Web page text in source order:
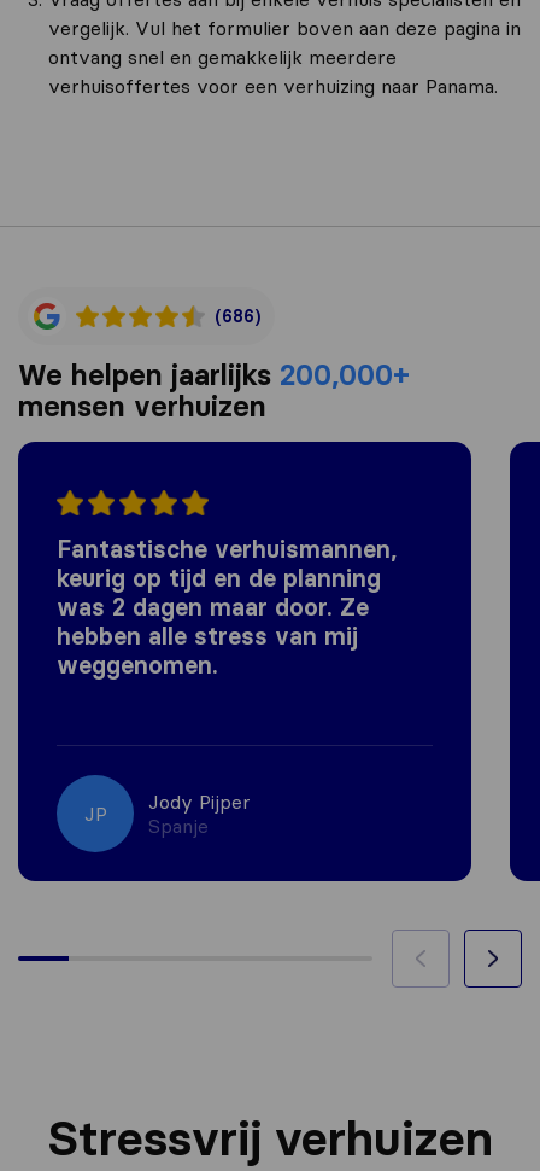
vergelijk. Vul het formulier boven aan deze pagina in
ontvang snel en gemakkelijk meerdere
verhuisoffertes voor een verhuizing naar Panama.
(686)
We helpen jaarlijks 200,000+
mensen verhuizen
Fantastische verhuismannen,
keurig op tijd en de planning
was 2 dagen maar door. Ze
hebben alle stress van mij
weggenomen.
JP
Jody Pijper
Spanje
Stressvrij verhuizen